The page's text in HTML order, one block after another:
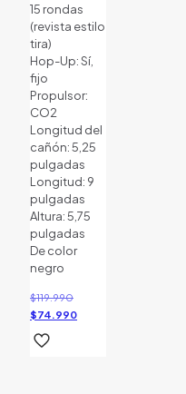
15 rondas
(revista estilo
tira)
Hop-Up: Sí,
fijo
Propulsor:
CO2
Longitud del
cañón: 5,25
pulgadas
Longitud: 9
pulgadas
Altura: 5,75
pulgadas
De color
negro
$119.990El
precio
$74.990El